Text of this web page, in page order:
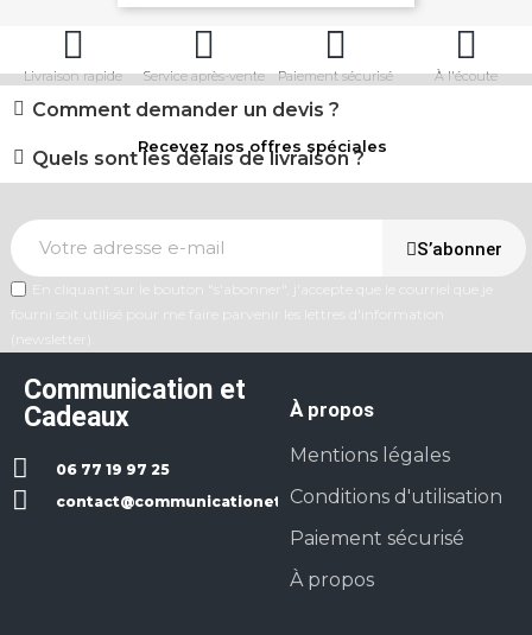
Livraison rapide Service après-vente Paiement sécurisé À l'écoute
Comment demander un devis ?
Quels sont les délais de livraison ?
Recevez nos offres spéciales
S’abonner
Communication et
Cadeaux
06 77 19 97 25
contact@communicationetcadeaux.fr
À propos
Mentions légales
Conditions d'utilisation
Paiement sécurisé
À propos